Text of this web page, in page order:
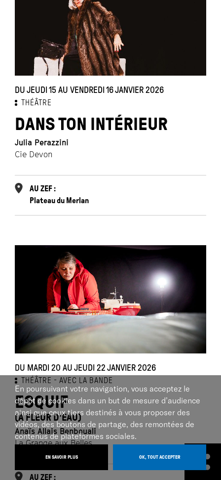
DU JEUDI 15 AU VENDREDI 16 JANVIER 2026
THÉÂTRE
DANS TON INTÉRIEUR
Julia Perazzini
Cie Devon
AU ZEF :
Plateau du Merlan
DU MARDI 20 AU JEUDI 22 JANVIER 2026
THÉÂTRE AVEC LA BANDE
ESQUIF
(À FLEUR D'EAU)
Anaïs Allais Benbouali
La Grange aux Belles
AU ZEF :
En poursuivant votre navigation, vous acceptez le
dépôt de cookies dans un but de mesure d’audience
ainsi que ceux tiers destinés à vous proposer des
vidéos, des boutons de partage, des remontées de
contenus de plateformes sociales.
EN SAVOIR PLUS OK, TOUT ACCEPTER